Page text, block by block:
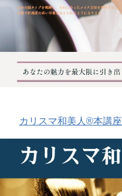
カリスマ和美人®本講座